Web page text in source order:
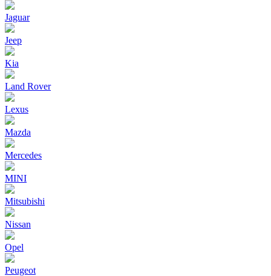
Jaguar
Jeep
Kia
Land Rover
Lexus
Mazda
Mercedes
MINI
Mitsubishi
Nissan
Opel
Peugeot